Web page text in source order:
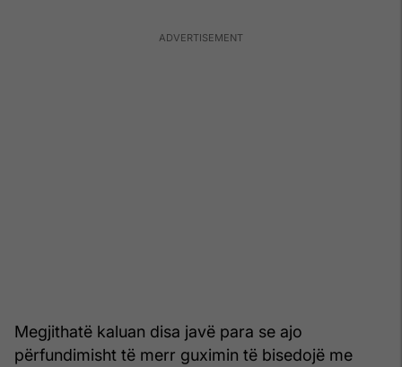
Megjithatë kaluan disa javë para se ajo
përfundimisht të merr guximin të bisedojë me